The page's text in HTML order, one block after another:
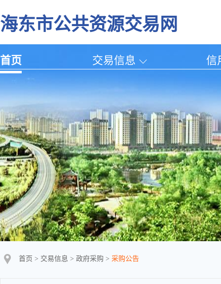
海东市公共资源交易网
首页 交易信息 信
首页 > 交易信息 > 政府采购 > 采购公告